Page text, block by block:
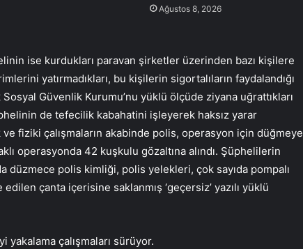
Ağustos 8, 2026
ise kurdukları paravan şirketler üzerinden bazı kişilere
yatırmadıkları, bu kişilerin sigortalıların faydalandığı
Güvenlik Kurumu’nu yüklü ölçüde ziyana uğrattıkları
de tefecilik kabahatini işleyerek haksız yarar
fiziki çalışmaların akabinde polis, operasyon için düğmeye
operasyonda 42 kuşkulu gözaltına alındı. Şüphelilerin
düzmece polis kimliği, polis yelekleri, çok sayıda pompalı
çanta içerisine saklanmış ‘geçersiz’ yazılı yüklü
çalışmaları sürüyor.